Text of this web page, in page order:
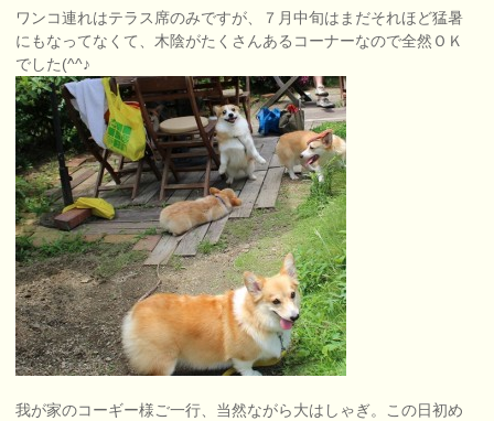
ワンコ連れはテラス席のみですが、７月中旬はまだそれほど猛暑
にもなってなくて、木陰がたくさんあるコーナーなので全然ＯＫ
でした(^^♪
我が家のコーギー様ご一行、当然ながら大はしゃぎ。この日初め